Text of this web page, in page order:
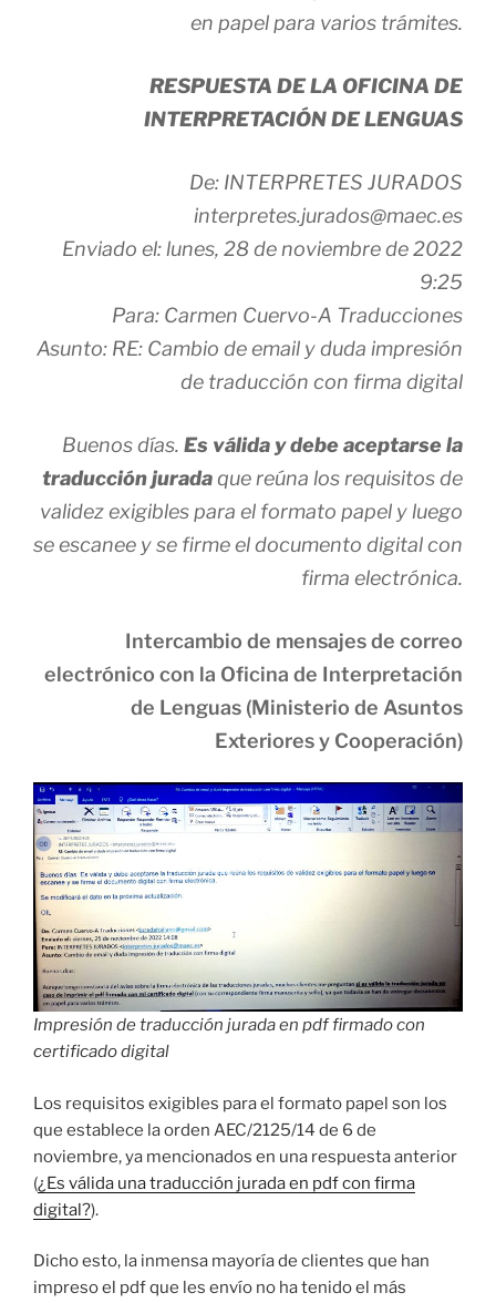
en papel para varios trámites.
RESPUESTA DE LA OFICINA DE
INTERPRETACIÓN DE LENGUAS
De: INTERPRETES JURADOS
interpretes.jurados@maec.es
Enviado el: lunes, 28 de noviembre de 2022
9:25
Para: Carmen Cuervo-A Traducciones
Asunto: RE: Cambio de email y duda impresión
de traducción con firma digital
Buenos días. Es válida y debe aceptarse la
traducción juradaque reúna los requisitos de
validez exigibles para el formato papel y luego
se escanee y se firme el documento digital con
firma electrónica.
Intercambio de mensajes de correo
electrónico con la Oficina de Interpretación
de Lenguas (Ministerio de Asuntos
Exteriores y Cooperación)
Impresión de traducción jurada en pdf firmado con
certificado digital
Los requisitos exigibles para el formato papel son los
que establece la orden AEC/2125/14 de 6 de
noviembre, ya mencionados en una respuesta anterior
(¿Es válida una traducción jurada en pdf con firma
digital?).
Dicho esto, la inmensa mayoría de clientes que han
impreso el pdf que les envío no ha tenido el más